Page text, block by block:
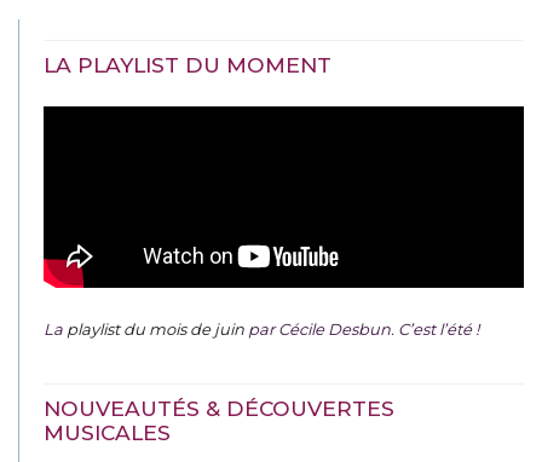
LA PLAYLIST DU MOMENT
La playlist du mois de juin par Cécile Desbun. C’est l’été !
NOUVEAUTÉS & DÉCOUVERTES
MUSICALES